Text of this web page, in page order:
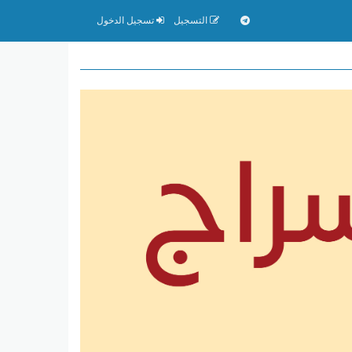
التسجيل تسجيل الدخول